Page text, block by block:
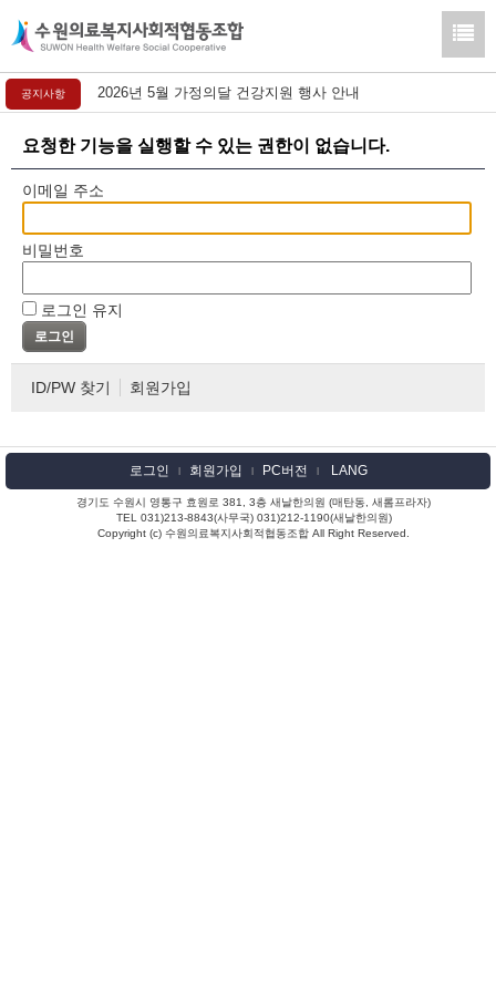
공지사항 2026년 5월 가정의달 건강지원 행사 안내
요청한 기능을 실행할 수 있는 권한이 없습니다.
이메일 주소
비밀번호
로그인 유지
ID/PW 찾기 회원가입
로그인 l 회원가입 l PC버전 l LANG
경기도 수원시 영통구 효원로 381, 3층 새날한의원 (매탄동, 새롬프라자)
TEL 031)213-8843(사무국) 031)212-1190(새날한의원)
Copyright (c) 수원의료복지사회적협동조합 All Right Reserved.